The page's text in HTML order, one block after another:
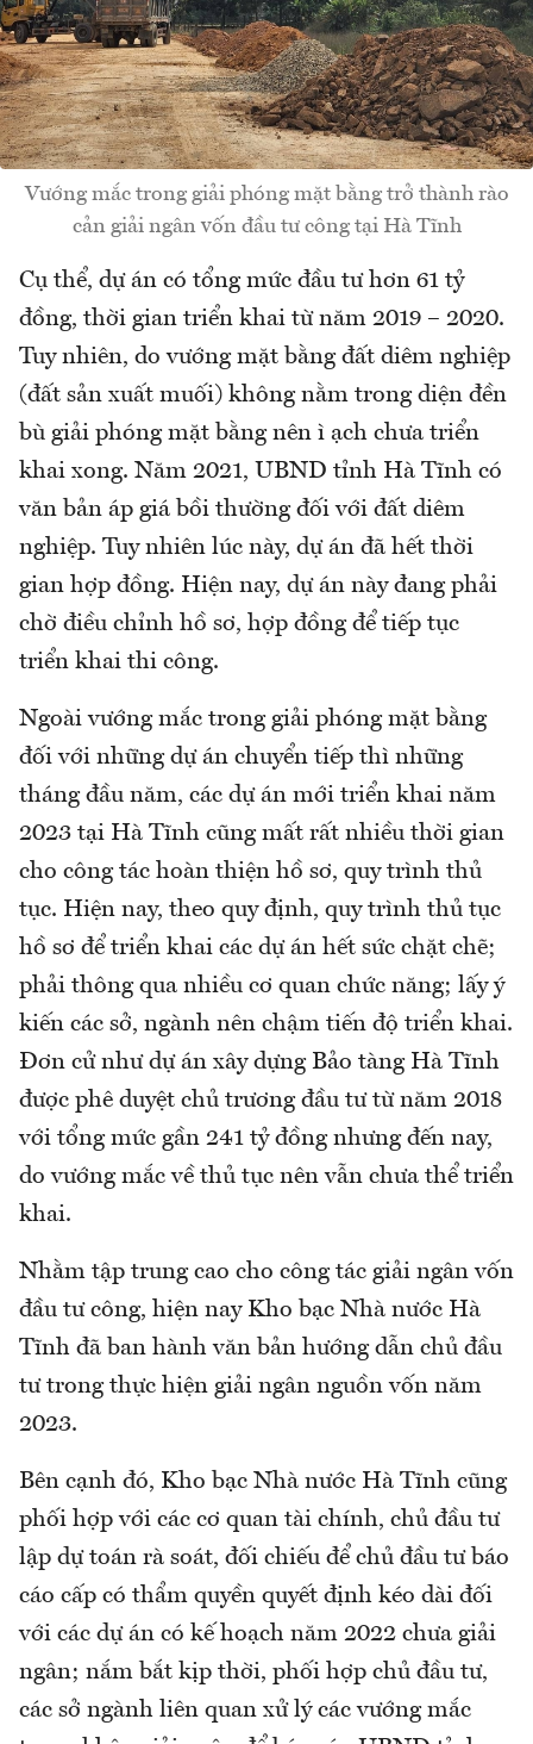
Vướng mắc trong giải phóng mặt bằng trở thành rào
cản giải ngân vốn đầu tư công tại Hà Tĩnh
Cụ thể, dự án có tổng mức đầu tư hơn 61 tỷ
đồng, thời gian triển khai từ năm 2019 – 2020.
Tuy nhiên, do vướng mặt bằng đất diêm nghiệp
(đất sản xuất muối) không nằm trong diện đền
bù giải phóng mặt bằng nên ì ạch chưa triển
khai xong. Năm 2021, UBND tỉnh Hà Tĩnh có
văn bản áp giá bồi thường đối với đất diêm
nghiệp. Tuy nhiên lúc này, dự án đã hết thời
gian hợp đồng. Hiện nay, dự án này đang phải
chờ điều chỉnh hồ sơ, hợp đồng để tiếp tục
triển khai thi công.
Ngoài vướng mắc trong giải phóng mặt bằng
đối với những dự án chuyển tiếp thì những
tháng đầu năm, các dự án mới triển khai năm
2023 tại Hà Tĩnh cũng mất rất nhiều thời gian
cho công tác hoàn thiện hồ sơ, quy trình thủ
tục. Hiện nay, theo quy định, quy trình thủ tục
hồ sơ để triển khai các dự án hết sức chặt chẽ;
phải thông qua nhiều cơ quan chức năng; lấy ý
kiến các sở, ngành nên chậm tiến độ triển khai.
Đơn cử như dự án xây dựng Bảo tàng Hà Tĩnh
được phê duyệt chủ trương đầu tư từ năm 2018
với tổng mức gần 241 tỷ đồng nhưng đến nay,
do vướng mắc về thủ tục nên vẫn chưa thể triển
khai.
Nhằm tập trung cao cho công tác giải ngân vốn
đầu tư công, hiện nay Kho bạc Nhà nước Hà
Tĩnh đã ban hành văn bản hướng dẫn chủ đầu
tư trong thực hiện giải ngân nguồn vốn năm
2023.
Bên cạnh đó, Kho bạc Nhà nước Hà Tĩnh cũng
phối hợp với các cơ quan tài chính, chủ đầu tư
lập dự toán rà soát, đối chiếu để chủ đầu tư báo
cáo cấp có thẩm quyền quyết định kéo dài đối
với các dự án có kế hoạch năm 2022 chưa giải
ngân; nắm bắt kịp thời, phối hợp chủ đầu tư,
các sở ngành liên quan xử lý các vướng mắc